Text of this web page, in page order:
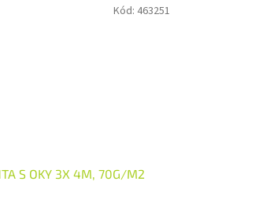
S OKY 3X 4M, 70G/M2
Kód: 463251